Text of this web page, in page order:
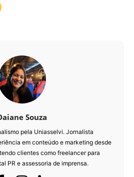
Souza
pela Uniasselvi. Jornalista
em conteúdo e marketing desde
clientes como freelancer para
PR e assessoria de imprensa.